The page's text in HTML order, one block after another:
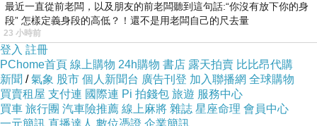
祝你的未來 永遠都有晴朗的天氣
願妳能擁有熱情 笑得無所畏懼
不斷地前進 去收穫所有美麗
像風吹往念想的流域 收穫一份美好的風景
最近一直從前老闆，以及朋友的前老闆聽到這句話:“你沒有放下你的身
段” 怎樣定義身段的高低？！還不是用老闆自己的尺去量
23 小時前
登入 註冊
PChome首頁 線上購物 24h購物 書店 露天拍賣 比比昂代購
新聞 /氣象 股市 個人新聞台 廣告刊登 加入聯播網 全球購物
買賣租屋 支付連 國際連 Pi 拍錢包 旅遊 服務中心
買車 旅行團 汽車險推薦 線上麻將 雜誌 星座命理 會員中心
一元簡訊 直播達人 數位憑證 企業簡訊